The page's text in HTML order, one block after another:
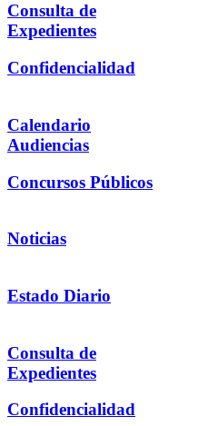
Consulta de
Expedientes
Confidencialidad
Calendario
Audiencias
Concursos Públicos
Noticias
Estado Diario
Consulta de
Expedientes
Confidencialidad